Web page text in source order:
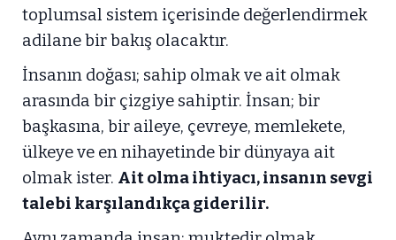
toplumsal sistem içerisinde değerlendirmek
adilane bir bakış olacaktır.
İnsanın doğası; sahip olmak ve ait olmak
arasında bir çizgiye sahiptir. İnsan; bir
başkasına, bir aileye, çevreye, memlekete,
ülkeye ve en nihayetinde bir dünyaya ait
olmak ister. Ait olma ihtiyacı, insanın sevgi
talebi karşılandıkça giderilir.